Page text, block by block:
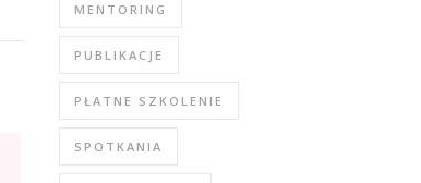
MENTORING
PUBLIKACJE
PŁATNE SZKOLENIE
SPOTKANIA